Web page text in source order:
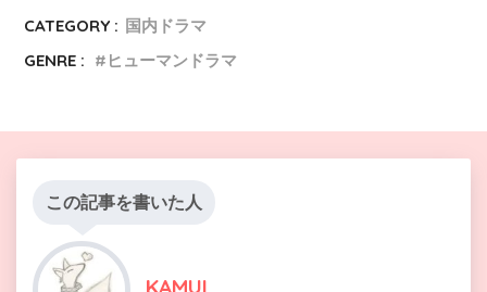
CATEGORY : 国内ドラマ
GENRE :
ヒューマンドラマ
この記事を書いた人